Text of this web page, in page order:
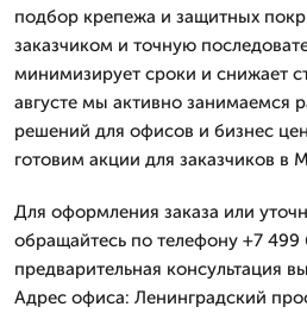
подбор крепежа и защитных
заказчиком и точную
минимизирует сроки и снижает
августе мы активно занимаемся
решений для офисов и бизнес
готовим акции для заказчиков в
Для оформления заказа или
обращайтесь по телефону +7 499
предварительная консультация
Адрес офиса: Ленинградский